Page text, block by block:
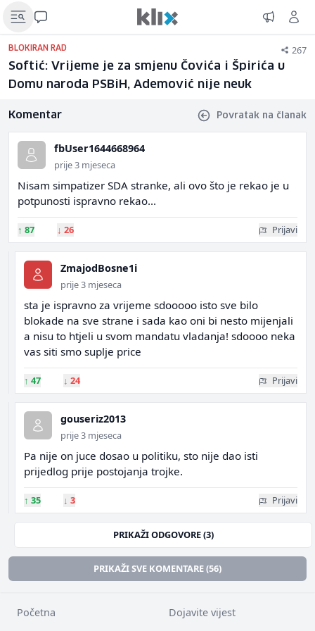
BLOKIRAN RAD 267
Softić: Vrijeme je za smjenu Čovića i Špirića u
Domu naroda PSBiH, Ademović nije neuk
Komentar Povratak na članak
fbUser1644668964
prije 3 mjeseca
Nisam simpatizer SDA stranke, ali ovo što je rekao je u
potpunosti ispravno rekao...
↑ 87 ↓ 26 Prijavi
ZmajodBosne1i
prije 3 mjeseca
sta je ispravno za vrijeme sdooooo isto sve bilo
blokade na sve strane i sada kao oni bi nesto mijenjali
a nisu to htjeli u svom mandatu vladanja! sdoooo neka
vas siti smo suplje price
↑ 47 ↓ 24 Prijavi
gouseriz2013
prije 3 mjeseca
Pa nije on juce dosao u politiku, sto nije dao isti
prijedlog prije postojanja trojke.
↑ 35 ↓ 3 Prijavi
PRIKAŽI ODGOVORE (3)
PRIKAŽI SVE KOMENTARE (56)
Početna Dojavite vijest